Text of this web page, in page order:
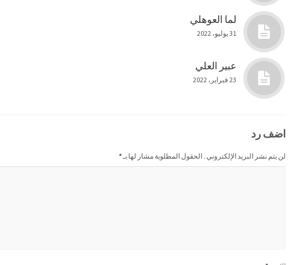
لما العوهلي
31 يوليو، 2022
عبير العلي
23 فبراير، 2022
اضف رد
لن يتم نشر البريد الإلكتروني . الحقول المطلوبة مشار لها بـ*